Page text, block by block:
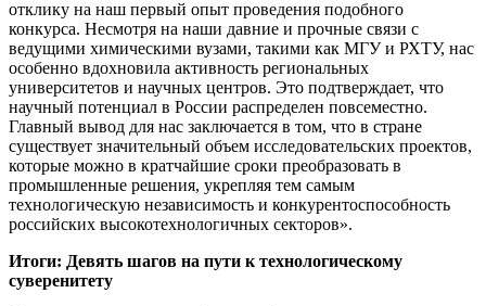
отклику на наш первый опыт проведения подобного
конкурса. Несмотря на наши давние и прочные связи с
ведущими химическими вузами, такими как МГУ и РХТУ, нас
особенно вдохновила активность региональных
университетов и научных центров. Это подтверждает, что
научный потенциал в России распределен повсеместно.
Главный вывод для нас заключается в том, что в стране
существует значительный объем исследовательских проектов,
которые можно в кратчайшие сроки преобразовать в
промышленные решения, укрепляя тем самым
технологическую независимость и конкурентоспособность
российских высокотехнологичных секторов».
Итоги: Девять шагов на пути к технологическому
суверенитету